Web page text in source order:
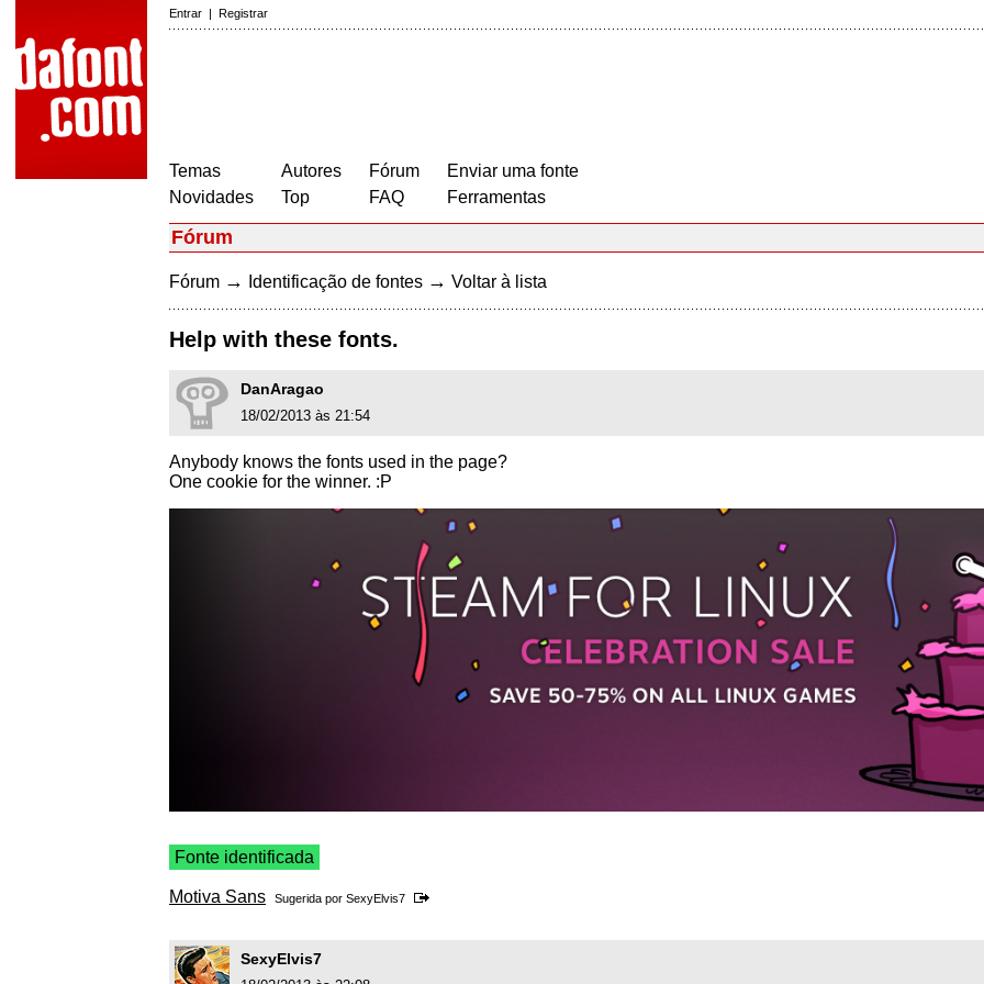
Entrar | Registrar
Temas
Novidades
Autores
Top
Fórum
FAQ
Enviar uma fonte
Ferramentas
Fórum
Fórum → Identificação de fontes → Voltar à lista
Help with these fonts.
DanAragao
18/02/2013 às 21:54
Anybody knows the fonts used in the page?
One cookie for the winner. :P
Fonte identificada
Motiva Sans Sugerida por SexyElvis7
SexyElvis7